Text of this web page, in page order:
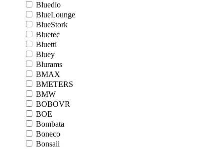
Bluedio
BlueLounge
BlueStork
Bluetec
Bluetti
Bluey
Blurams
BMAX
BMETERS
BMW
BOBOVR
BOE
Bombata
Boneco
Bonsaii